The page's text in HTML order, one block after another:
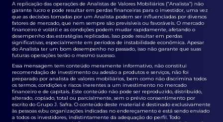
A replicação das operações de Analistas de Valores Mobiliários (“Analista”) não
garante lucro e pode resultar em perdas financeiras para o investidor, uma vez
que as decisões tomadas por um Analista podem ser influenciadas por diversos
fatores de mercado, que nem sempre são previsíveis ou favoráveis. O mercado
financeiro é volátil e as condições podem mudar rapidamente, afetando o
desempenho das estratégias replicadas. Isso pode resultar em perdas
significativas, especialmente em períodos de instabilidade econômica. Apesar
do Analista ter um bom desempenho no passado, isso não garante que suas
futuras operações terão o mesmo sucesso.
Essa mensagem tem conteúdo meramente informativo, não constitui
recomendação de investimento ou adesão a produtos e serviços, não foi
preparado por analista de valores mobiliários, bem como não discrimina todos
os termos, condições e riscos inerentes a um investimento no mercado
financeiro e de capitais. Este conteúdo não pode ser reproduzido, distribuído,
alterado, copiado, total ou parcialmente, sem o prévio consentimento por
escrito do Grupo J. Safra. O conteúdo deste material é destinado exclusivamente
às pessoas e/ou organizações indicadas no endereçamento e está sendo enviado
a todos os investidores, indistintamente da adequação do perfil. Todo